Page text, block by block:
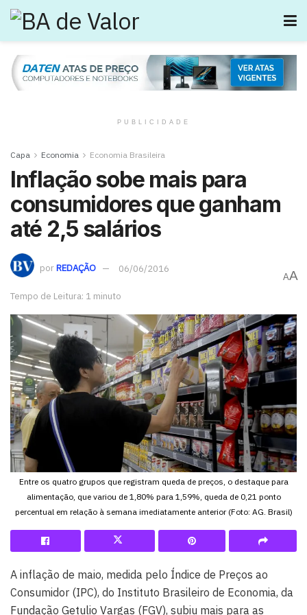
PUBLICIDADE
Capa Economia Economia Brasileira
Inflação sobe mais para
consumidores que ganham
até 2,5 salários
porREDAÇÃO 06/06/2016
Tempo de Leitura: 1 minuto
AA
Entre os quatro grupos que registram queda de preços, o destaque para
alimentação, que variou de 1,80% para 1,59%, queda de 0,21 ponto
percentual em relação à semana imediatamente anterior (Foto: AG. Brasil)
A inflação de maio, medida pelo Índice de Preços ao
Consumidor (IPC), do Instituto Brasileiro de Economia, da
Fundação Getulio Vargas (FGV), subiu mais para as